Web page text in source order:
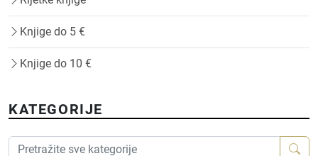
Knjige do 5 €
Knjige do 10 €
KATEGORIJE